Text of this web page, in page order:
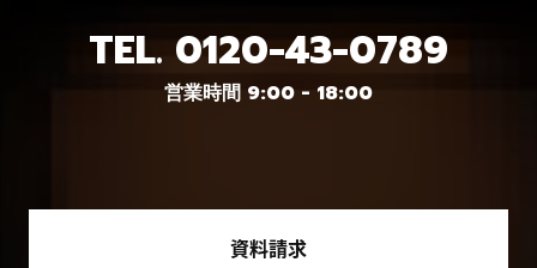
TEL. 0120-43-0789
営業時間 9:00 - 18:00
資料請求